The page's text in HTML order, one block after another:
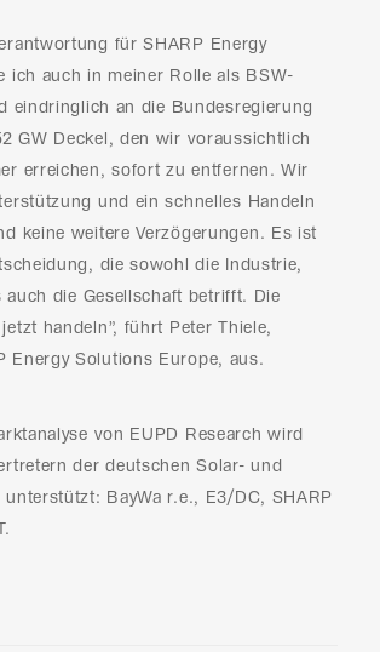
für SHARP Energy
ich auch in meiner Rolle als BSW-
eindringlich an die Bundesregierung
GW Deckel, den wir voraussichtlich
erreichen, sofort zu entfernen. Wir
und ein schnelles Handeln
keine weitere Verzögerungen. Es ist
die sowohl die Industrie,
auch die Gesellschaft betrifft. Die
handeln”, führt Peter Thiele,
Energy Solutions Europe, aus.
von EUPD Research wird
der deutschen Solar- und
unterstützt: BayWa r.e., E3/DC, SHARP